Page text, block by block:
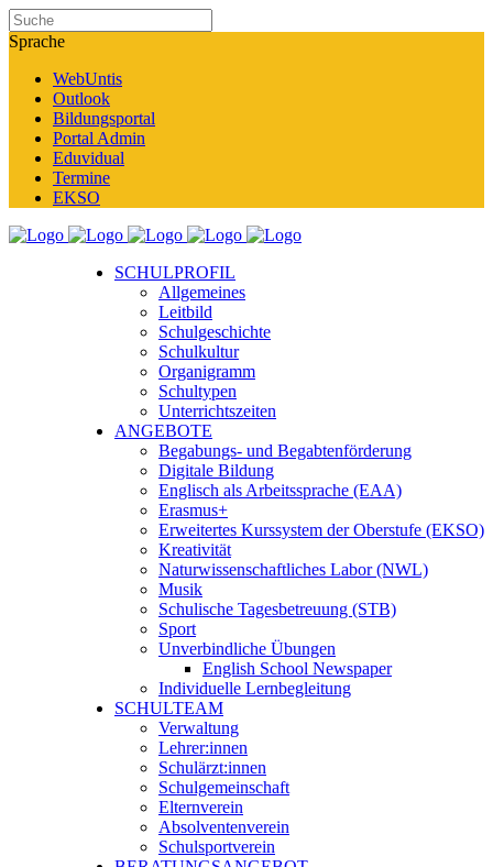
Sprache
WebUntis
Outlook
Bildungsportal
Portal Admin
Eduvidual
Termine
EKSO
SCHULPROFIL
Allgemeines
Leitbild
Schulgeschichte
Schulkultur
Organigramm
Schultypen
Unterrichtszeiten
ANGEBOTE
Begabungs- und Begabtenförderung
Digitale Bildung
Englisch als Arbeitssprache (EAA)
Erasmus+
Erweitertes Kurssystem der Oberstufe (EKSO)
Kreativität
Naturwissenschaftliches Labor (NWL)
Musik
Schulische Tagesbetreuung (STB)
Sport
Unverbindliche Übungen
English School Newspaper
Individuelle Lernbegleitung
SCHULTEAM
Verwaltung
Lehrer:innen
Schulärzt:innen
Schulgemeinschaft
Elternverein
Absolventenverein
Schulsportverein